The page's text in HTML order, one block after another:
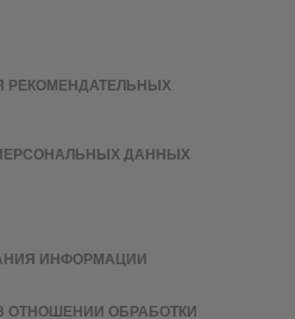
РЕКОМЕНДАТЕЛЬНЫХ
ДАННЫХ
ИНФОРМАЦИИ
ОТНОШЕНИИ ОБРАБОТКИ